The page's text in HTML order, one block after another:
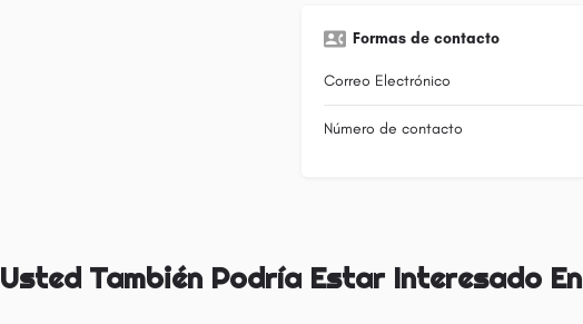
Formas de contacto
Correo Electrónico
Número de contacto
Usted También Podría Estar Interesado En